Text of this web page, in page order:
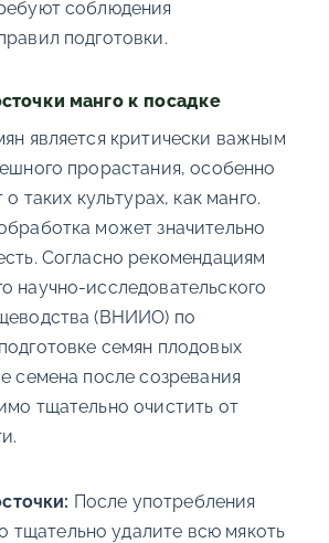
соблюдения
подготовки.
манго к посадке
является критически важным
прорастания, особенно
о таких культурах, как манго.
может значительно
Согласно рекомендациям
научно-исследовательского
(ВНИИО) по
семян плодовых
семена после созревания
тщательно очистить от
После употребления
тщательно удалите всю мякоть